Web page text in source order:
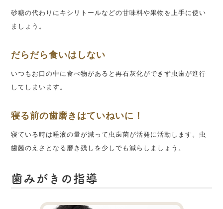
砂糖の代わりにキシリトールなどの甘味料や果物を上手に使い
ましょう。
だらだら食いはしない
いつもお口の中に食べ物があると再石灰化ができず虫歯が進行
してしまいます。
寝る前の歯磨きはていねいに！
寝ている時は唾液の量が減って虫歯菌が活発に活動します。虫
歯菌のえさとなる磨き残しを少しでも減らしましょう。
歯みがきの指導